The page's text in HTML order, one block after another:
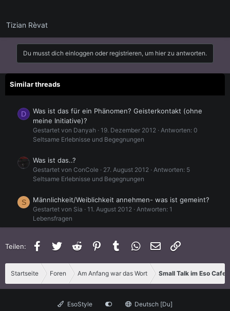
Tizian Rèvat
Du musst dich einloggen oder registrieren, um hier zu antworten.
Similar threads
D
Was ist das für ein Phänomen? Geisterkontakt (ohne
meine Initiative)?
Gestartet von Danyah 19. Dezember 2012 Antworten: 0
Seltsame Erlebnisse und Begegnungen
Was ist das..?
Gestartet von ConCole 27. August 2012
Antworten: 5
Seltsame Erlebnisse und Begegnungen
S Männlichkeit/Weiblichkeit annehmen- was ist gemeint?
Gestartet von Sia 11. August 2012
Antworten: 1
Lebensfragen
Was genau ist Hellsehen?
Gestartet von Filz 14. Mai 2012
Antworten: 3
Was ist Esoterik?
Gestartet von Filz 14. Mai 2012 Antworten: 0
Teilen: FacebookTwitter Reddit PinterestTumblr WhatsApp
E-Mail
Startseite Foren Am Anfang war das Wort Small Talk im Eso Cafe
EsoStyle Deutsch [Du]